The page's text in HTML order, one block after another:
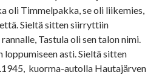
oli Timmelpakka, se oli liikemies,
Sieltä sitten siirryttiin
Tastula oli sen talon nimi.
loppumiseen asti. Sieltä sitten
kuorma-autolla Hautajärven